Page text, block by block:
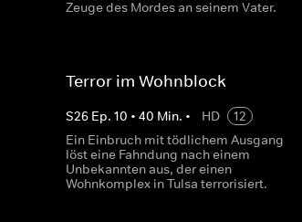
Zeuge des Mordes an seinem Vater.
Terror im Wohnblock
S26 Ep. 10 • 40 Min. • HD
12
Ein Einbruch mit tödlichem Ausgang
löst eine Fahndung nach einem
Unbekannten aus, der einen
Wohnkomplex in Tulsa terrorisiert.